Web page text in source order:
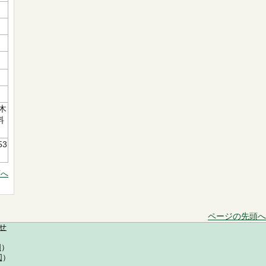
ページの先頭へ
）
）